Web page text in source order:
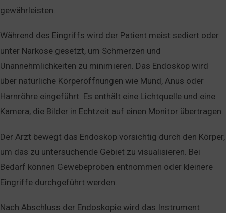
gewährleisten.
Während des Eingriffs wird der Patient meist sediert oder
unter Narkose gesetzt, um Schmerzen und
Unannehmlichkeiten zu minimieren. Das Endoskop wird
über natürliche Körperöffnungen wie Mund, Anus oder
Harnröhre eingeführt. Es enthält eine Lichtquelle und eine
Kamera, die Bilder in Echtzeit auf einen Monitor übertragen.
Der Arzt bewegt das Endoskop vorsichtig durch den Körper,
um das zu untersuchende Gebiet zu visualisieren. Bei
Bedarf können Gewebeproben entnommen oder kleinere
Eingriffe durchgeführt werden.
Nach Abschluss der Endoskopie wird das Instrument